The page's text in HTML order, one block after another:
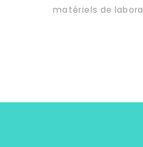
matériels de